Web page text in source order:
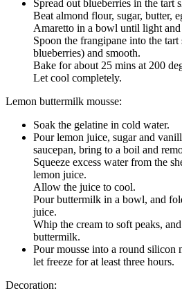
Spread out blueberries in the tart
Beat almond flour, sugar, butter,
Amaretto in a bowl until light
Spoon the frangipane into the
blueberries) and smooth.
Bake for about 25 mins at 200
Let cool completely.
Lemon buttermilk mousse:
Soak the gelatine in cold water.
Pour lemon juice, sugar and
saucepan, bring to a boil and
Squeeze excess water from the
lemon juice.
Allow the juice to cool.
Pour buttermilk in a bowl, and
juice.
Whip the cream to soft peaks,
buttermilk.
Pour mousse into a round silicon
let freeze for at least three hours.
Decoration: